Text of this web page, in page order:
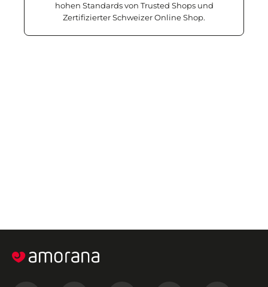
hohen Standards von Trusted Shops und
Zertifizierter Schweizer Online Shop.